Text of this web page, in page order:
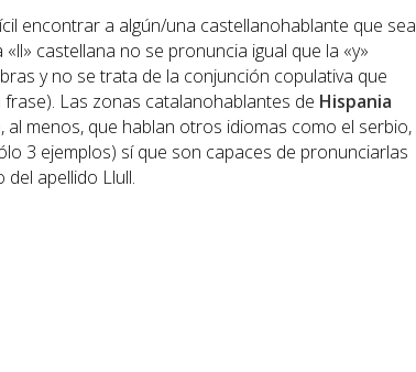
encontrar a algún/una castellanohablante que sea
castellana no se pronuncia igual que la «y»
y no se trata de la conjunción copulativa que
Las zonas catalanohablantes de Hispania
menos, que hablan otros idiomas como el serbio,
3 ejemplos) sí que son capaces de pronunciarlas
apellido Llull.